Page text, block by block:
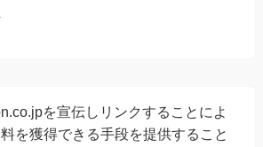
を宣伝しリンクすることによ
を獲得できる手段を提供すること